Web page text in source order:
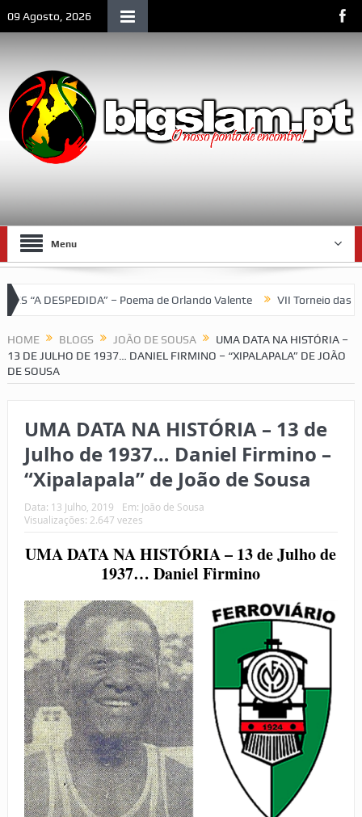
09 Agosto, 2026
Menu
DESPEDIDA” – Poema de Orlando Valente VII Torneio das
HOME BLOGS JOÃO DE SOUSA
UMA DATA NA HISTÓRIA –
13 DE JULHO DE 1937… DANIEL FIRMINO – “XIPALAPALA” DE JOÃO
DE SOUSA
UMA DATA NA HISTÓRIA – 13 de
Julho de 1937… Daniel Firmino –
“Xipalapala” de João de Sousa
Data: 13 Julho, 2019 Em: João de Sousa
Visualizações: 2.647 vezes
UMA DATA NA HISTÓRIA – 13 de Julho de
1937… Daniel Firmino